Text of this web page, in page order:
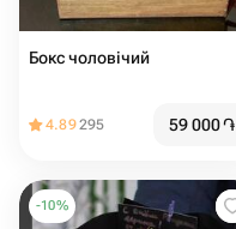
Бокс чоловічий
4.89295 59 000֏
-10%